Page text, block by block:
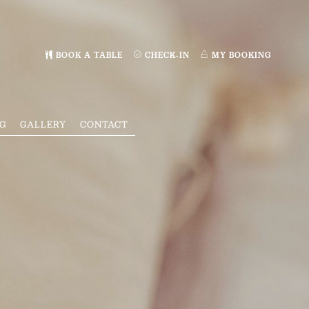
GALLERY CONTACT
BOOK A TABLE CHECK-IN MY BOOKING